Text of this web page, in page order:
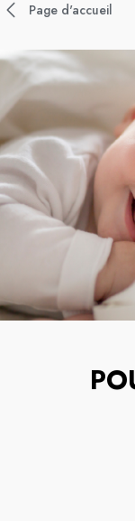
Page d'accueil